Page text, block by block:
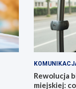
Rewolucja
miejskiej: